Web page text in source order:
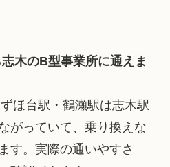
木のB型事業所に通えま
ほ台駅・鶴瀬駅は志木駅
がっていて、乗り換えな
す。実際の通いやすさ